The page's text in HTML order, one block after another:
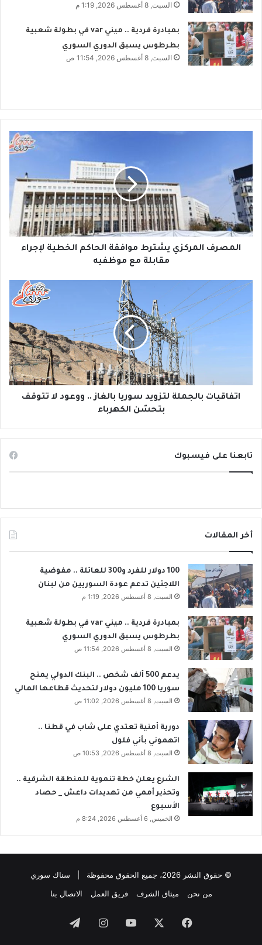
السبت, 8 أغسطس 2026, 1:19 م
بمبادرة فردية .. ميني var في بطولة شعبية
بطرطوس يسبق الدوري السوري
السبت, 8 أغسطس 2026, 11:54 ص
م
ص
ر
ف
ا
ل
م
ي
ش
ا
ا
ح
ا
ا
ل
خ
ي
ة
ل
إ
ج
ر
ا
ء
م
ق
ا
ب
ل
ة
م
و
ف
ي
المصرف المركزي يشترط موافقة الحاكم الخطية لإجراء
مقابلة مع موظفيه
ا
ت
ف
ب
ة
ل
و
ي
د
و
ر
ي
ا
ب
ا
ل
غ
ا
ز
.
.
و
ع
ل
ت
ت
و
ف
ب
اتفاقيات بالجملة لتزويد سوريا بالغاز .. ووعود لا تتوقف
بتحسّن الكهرباء
تابعنا على فيسبوك
أخر المقالات
100 دولار للفرد و300 للعائلة .. مفوضية
اللاجئين تدعم عودة السوريين من لبنان
السبت, 8 أغسطس 2026, 1:19 م
بمبادرة فردية .. ميني var في بطولة شعبية
بطرطوس يسبق الدوري السوري
السبت, 8 أغسطس 2026, 11:54 ص
يدعم 500 ألف شخص .. البنك الدولي يمنح
سوريا 100 مليون دولار لتحديث قطاعها المالي
السبت, 8 أغسطس 2026, 11:02 ص
دورية أمنية تعتدي على شاب في قطنا ..
اتهموني بأني فلول
السبت, 8 أغسطس 2026, 10:53 ص
الشرع يعلن خطة تنموية للمنطقة الشرقية ..
وتحذير أممي من تهديدات داعش _ حصاد
الأسبوع
الخميس, 6 أغسطس 2026, 8:24 م
© حقوق النشر 2026، جميع الحقوق محفوظة | سناك سوري
من نحن
ميثاق الشرف فريق العمل الاتصال بنا
فيسبوك ‫YouTubeانستقرام